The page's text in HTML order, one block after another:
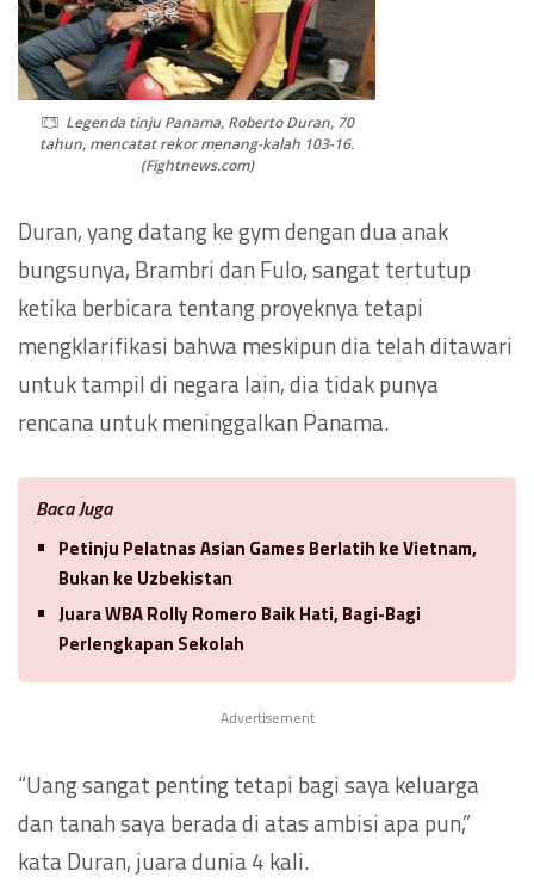
Legenda tinju Panama, Roberto Duran, 70
tahun, mencatat rekor menang-kalah 103-16.
(Fightnews.com)
Duran, yang datang ke gym dengan dua anak
bungsunya, Brambri dan Fulo, sangat tertutup
ketika berbicara tentang proyeknya tetapi
mengklarifikasi bahwa meskipun dia telah ditawari
untuk tampil di negara lain, dia tidak punya
rencana untuk meninggalkan Panama.
Baca Juga
Petinju Pelatnas Asian Games Berlatih ke Vietnam,
Bukan ke Uzbekistan
Juara WBA Rolly Romero Baik Hati, Bagi-Bagi
Perlengkapan Sekolah
Advertisement
“Uang sangat penting tetapi bagi saya keluarga
dan tanah saya berada di atas ambisi apa pun,”
kata Duran, juara dunia 4 kali.